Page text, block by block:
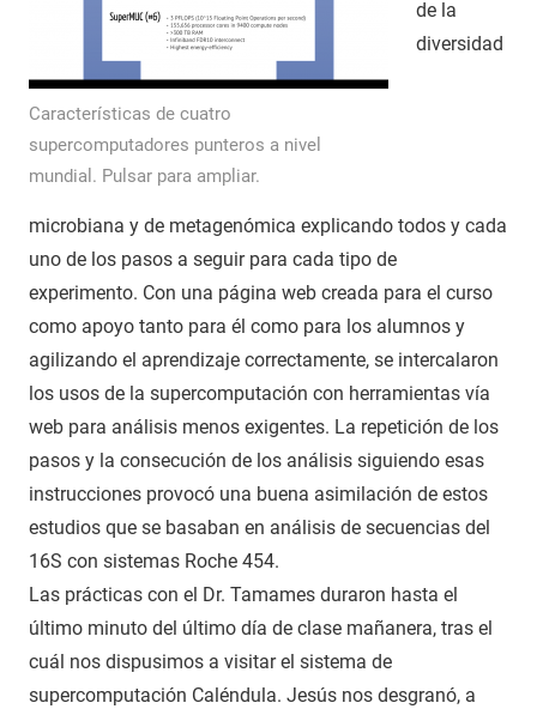
Características de cuatro
supercomputadores punteros a nivel
mundial. Pulsar para ampliar.
de la
diversidad
microbiana y de metagenómica explicando todos y cada
uno de los pasos a seguir para cada tipo de
experimento. Con una página web creada para el curso
como apoyo tanto para él como para los alumnos y
agilizando el aprendizaje correctamente, se intercalaron
los usos de la supercomputación con herramientas vía
web para análisis menos exigentes. La repetición de los
pasos y la consecución de los análisis siguiendo esas
instrucciones provocó una buena asimilación de estos
estudios que se basaban en análisis de secuencias del
16S con sistemas Roche 454.
Las prácticas con el Dr. Tamames duraron hasta el
último minuto del último día de clase mañanera, tras el
cuál nos dispusimos a visitar el sistema de
supercomputación Caléndula. Jesús nos desgranó, a